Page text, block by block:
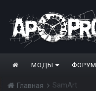
МОДЫ ФОРУМ
Главная SamArt